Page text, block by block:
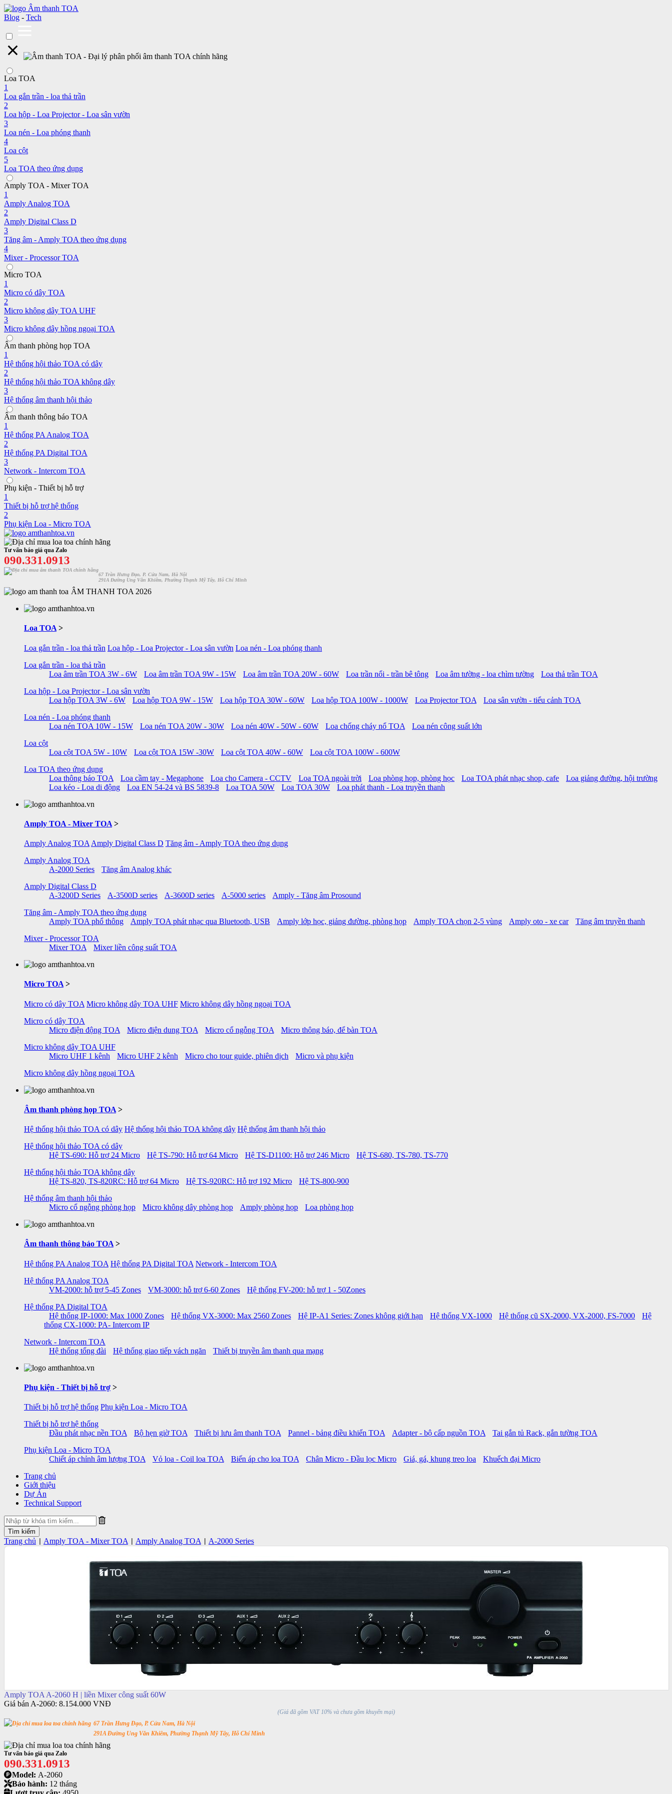
Blog - Tech
Loa TOA
1
Loa gắn trần - loa thả trần
2
Loa hộp - Loa Projector - Loa sân vườn
3
Loa nén - Loa phóng thanh
4
Loa cột
5
Loa TOA theo ứng dụng
Amply TOA - Mixer TOA
1
Amply Analog TOA
2
Amply Digital Class D
3
Tăng âm - Amply TOA theo ứng dụng
4
Mixer - Processor TOA
Micro TOA
1
Micro có dây TOA
2
Micro không dây TOA UHF
3
Micro không dây hồng ngoại TOA
Âm thanh phòng họp TOA
1
Hệ thống hội thảo TOA có dây
2
Hệ thống hội thảo TOA không dây
3
Hệ thống âm thanh hội thảo
Âm thanh thông báo TOA
1
Hệ thống PA Analog TOA
2
Hệ thống PA Digital TOA
3
Network - Intercom TOA
Phụ kiện - Thiết bị hỗ trợ
1
Thiết bị hỗ trợ hệ thống
2
Phụ kiện Loa - Micro TOA
Tư vấn báo giá qua Zalo
090.331.0913
67 Trần Hưng Đạo, P. Cửa Nam, Hà Nội
291A Đường Ung Văn Khiêm, Phường Thạnh Mỹ Tây, Hỗ Chí Minh
ÂM THANH TOA 2026
Loa TOA >
Loa gắn trần - loa thả trần Loa hộp - Loa Projector - Loa sân vườn Loa nén - Loa phóng thanh
Loa gắn trần - loa thả trần
Loa âm trần TOA 3W - 6W
Loa âm trần TOA 9W - 15W Loa âm trần TOA 20W - 60W Loa trần nổi - trần bê tông Loa âm tường - loa chìm tường
Loa thả trần TOA
Loa hộp - Loa Projector - Loa sân vườn
Loa hộp TOA 3W - 6W
Loa hộp TOA 9W - 15W Loa hộp TOA 30W - 60W Loa hộp TOA 100W - 1000W Loa Projector TOA
Loa sân vườn - tiểu cảnh TOA
Loa nén - Loa phóng thanh
Loa nén TOA 10W - 15W
Loa nén TOA 20W - 30W Loa nén 40W - 50W - 60W Loa chống cháy nổ TOA
Loa nén công suất lớn
Loa cột
Loa cột TOA 5W - 10W
Loa cột TOA 15W -30W Loa cột TOA 40W - 60W
Loa cột TOA 100W - 600W
Loa TOA theo ứng dụng
Loa thông báo TOA
Loa cầm tay - Megaphone Loa cho Camera - CCTV Loa TOA ngoài trời Loa phòng họp, phòng học Loa TOA phát nhạc shop, cafe
Loa giảng đường, hội trường
Loa kéo - Loa di động
Loa EN 54-24 và BS 5839-8 Loa TOA 50W Loa TOA 30W Loa phát thanh - Loa truyền thanh
Amply TOA - Mixer TOA >
Amply Analog TOA Amply Digital Class D Tăng âm - Amply TOA theo ứng dụng
Amply Analog TOA
A-2000 Series
Tăng âm Analog khác
Amply Digital Class D
A-3200D Series
A-3500D series A-3600D series A-5000 series
Amply - Tăng âm Prosound
Tăng âm - Amply TOA theo ứng dụng
Amply TOA phổ thông
Amply TOA phát nhạc qua Bluetooth, USB Amply lớp học, giảng đường, phòng họp Amply TOA chọn 2-5 vùng Amply oto - xe car
Tăng âm truyền thanh
Mixer - Processor TOA
Mixer TOA
Mixer liền công suất TOA
Micro TOA >
Micro có dây TOA Micro không dây TOA UHF Micro không dây hồng ngoại TOA
Micro có dây TOA
Micro điện động TOA
Micro điện dung TOA Micro cổ ngỗng TOA
Micro thông báo, để bàn TOA
Micro không dây TOA UHF
Micro UHF 1 kênh
Micro UHF 2 kênh Micro cho tour guide, phiên dịch
Micro và phụ kiện
Micro không dây hồng ngoại TOA
Âm thanh phòng họp TOA >
Hệ thống hội thảo TOA có dây Hệ thống hội thảo TOA không dây Hệ thống âm thanh hội thảo
Hệ thống hội thảo TOA có dây
Hệ TS-690: Hỗ trợ 24 Micro
Hệ TS-790: Hỗ trợ 64 Micro Hệ TS-D1100: Hỗ trợ 246 Micro
Hệ TS-680, TS-780, TS-770
Hệ thống hội thảo TOA không dây
Hệ TS-820, TS-820RC: Hỗ trợ 64 Micro
Hệ TS-920RC: Hỗ trợ 192 Micro
Hệ TS-800-900
Hệ thống âm thanh hội thảo
Micro cổ ngỗng phòng họp
Micro không dây phòng họp Amply phòng họp Loa phòng họp
Âm thanh thông báo TOA >
Hệ thống PA Analog TOA Hệ thống PA Digital TOA Network - Intercom TOA
Hệ thống PA Analog TOA
VM-2000: hỗ trợ 5-45 Zones
VM-3000: hỗ trợ 6-60 Zones
Hệ thống FV-200: hỗ trợ 1 - 50Zones
Hệ thống PA Digital TOA
Hệ thống IP-1000: Max 1000 Zones
Hệ thống VX-3000: Max 2560 Zones Hệ IP-A1 Series: Zones không giới hạn Hệ thống VX-1000 Hệ thống cũ SX-2000, VX-2000, FS-7000
Hệ
thống CX-1000: PA- Intercom IP
Network - Intercom TOA
Hệ thống tổng đài
Hệ thống giao tiếp vách ngăn Thiết bị truyền âm thanh qua mạng
Phụ kiện - Thiết bị hỗ trợ >
Thiết bị hỗ trợ hệ thống Phụ kiện Loa - Micro TOA
Thiết bị hỗ trợ hệ thống
Đầu phát nhạc nền TOA
Bộ hẹn giờ TOA Thiết bị lưu âm thanh TOA Pannel - bảng điều khiển TOA Adapter - bộ cấp nguồn TOA
Tai gắn tủ Rack, gắn tường TOA
Phụ kiện Loa - Micro TOA
Chiết áp chỉnh âm lượng TOA
Vỏ loa - Coil loa TOA Biến áp cho loa TOA Chân Micro - Đầu lọc Micro Giá, gá, khung treo loa
Khuếch đại Micro
Trang chủ
Giới thiệu
Dự Án
Technical Support
Trang chủ Amply TOA - Mixer TOA Amply Analog TOA A-2000 Series
Amply TOA A-2060 H | liền Mixer công suất 60W
Giá bán A-2060: 8.154.000 VNĐ
(Giá đã gồm VAT 10% và chưa gồm khuyến mại)
67 Trần Hưng Đạo, P. Cửa Nam, Hà Nội
291A Đường Ung Văn Khiêm, Phường Thạnh Mỹ Tây, Hỗ Chí Minh
Tư vấn báo giá qua Zalo
090.331.0913
Model: A-2060
Bảo hành: 12 tháng